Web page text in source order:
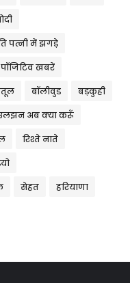
पत्नी में झगड़े
पॉजिटिव खबरें
बॉलीवुड बड़कुही
अब क्या करूँ
रिश्ते नाते
सेहत हरियाणा